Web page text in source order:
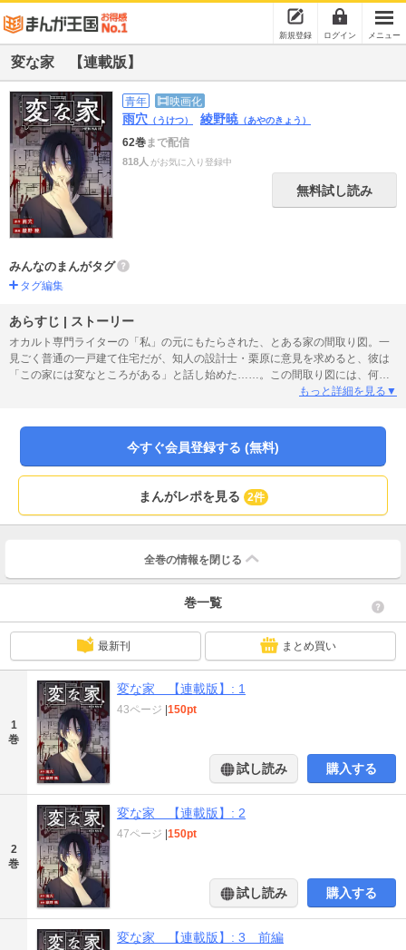
新規登録 ログイン メニュー
変な家 【連載版】
青年 映画化
雨穴 （うけつ） 綾野暁 （あやのきょう）
62巻まで配信
818人 がお気に入り登録中
無料試し読み
みんなのまんがタグ
タグ編集
あらすじ | ストーリー
オカルト専門ライターの「私」の元にもたらされた、とある家の間取り図。一
見ごく普通の一戸建て住宅だが、知人の設計士・栗原に意見を求めると、彼は
「この家には変なところがある」と話し始めた……。この間取り図には、何か
が隠されている…。話題の不動産ミステリー、待望のコミカライズ!! 【本商品
作は、書籍『変な家』（飛鳥新社刊）をコミカライズした作品です）
もっと詳細を見る▼
今すぐ会員登録する (無料)
まんがレポを見る 2件
全巻の情報を 閉じる
巻一覧
最新刊 まとめ買い
1
巻
変な家 【連載版】: 1
43ページ |150pt
試し読み 購入する
2
巻
変な家 【連載版】: 2
47ページ |150pt
試し読み 購入する
変な家 【連載版】: 3 前編